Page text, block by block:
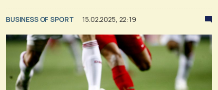
BUSINESS OF SPORT 15.02.2025, 22:19